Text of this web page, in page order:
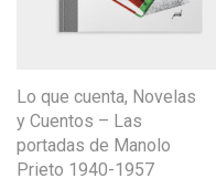
Lo que cuenta, Novelas
y Cuentos – Las
portadas de Manolo
Prieto 1940-1957